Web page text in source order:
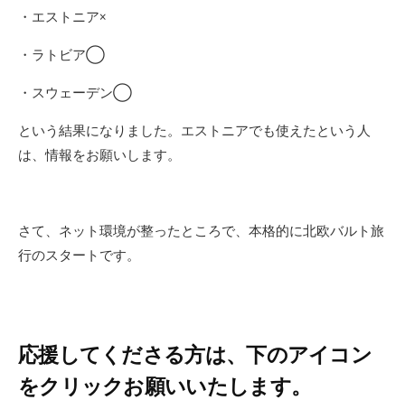
・エストニア×
・ラトビア◯
・スウェーデン◯
という結果になりました。エストニアでも使えたという人
は、情報をお願いします。
さて、ネット環境が整ったところで、本格的に北欧バルト旅
行のスタートです。
応援してくださる方は、下のアイコン
をクリックお願いいたします。